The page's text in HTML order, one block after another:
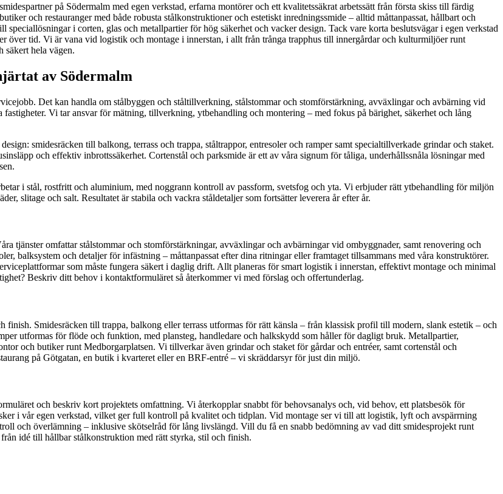
på Södermalm med egen verkstad, erfarna montörer och ett kvalitetssäkrat arbetssätt från första skiss till färdig
och restauranger med både robusta stålkonstruktioner och estetiskt inredningssmide – alltid måttanpassat, hållbart och
i corten, glas och metallpartier för hög säkerhet och vacker design. Tack vare korta beslutsvägar i egen verkstad
över tid. Vi är vana vid logistik och montage i innerstan, i allt från trånga trapphus till innergårdar och kulturmiljöer runt
säkert hela vägen.
av Södermalm
Det kan handla om stålbyggen och ståltillverkning, stålstommar och stomförstärkning, avväxlingar och avbärning vid
Vi tar ansvar för mätning, tillverkning, ytbehandling och montering – med fokus på bärighet, säkerhet och lång
smidesräcken till balkong, terrass och trappa, ståltrappor, entresoler och ramper samt specialtillverkade grindar och staket.
och effektiv inbrottssäkerhet. Cortenstål och parksmide är ett av våra signum för tåliga, underhållssnåla lösningar med
i stål, rostfritt och aluminium, med noggrann kontroll av passform, svetsfog och yta. Vi erbjuder rätt ytbehandling för miljön
slitage och salt. Resultatet är stabila och vackra ståldetaljer som fortsätter leverera år efter år.
tjänster omfattar stålstommar och stomförstärkningar, avväxlingar och avbärningar vid ombyggnader, samt renovering och
balksystem och detaljer för infästning – måttanpassat efter dina ritningar eller framtaget tillsammans med våra konstruktörer.
som måste fungera säkert i daglig drift. Allt planeras för smart logistik i innerstan, effektivt montage och minimal
Beskriv ditt behov i kontaktformuläret så återkommer vi med förslag och offertunderlag.
Smidesräcken till trappa, balkong eller terrass utformas för rätt känsla – från klassisk profil till modern, slank estetik – och
utformas för flöde och funktion, med plansteg, handledare och halkskydd som håller för dagligt bruk. Metallpartier,
och butiker runt Medborgarplatsen. Vi tillverkar även grindar och staket för gårdar och entréer, samt cortenstål och
på Götgatan, en butik i kvarteret eller en BRF-entré – vi skräddarsyr för just din miljö.
och beskriv kort projektets omfattning. Vi återkopplar snabbt för behovsanalys och, vid behov, ett platsbesök för
i vår egen verkstad, vilket ger full kontroll på kvalitet och tidplan. Vid montage ser vi till att logistik, lyft och avspärrning
och överlämning – inklusive skötselråd för lång livslängd. Vill du få en snabb bedömning av vad ditt smidesprojekt runt
idé till hållbar stålkonstruktion med rätt styrka, stil och finish.